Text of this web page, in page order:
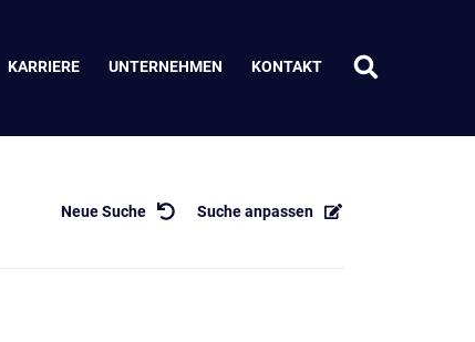
KARRIERE UNTERNEHMEN KONTAKT
Neue Suche Suche anpassen